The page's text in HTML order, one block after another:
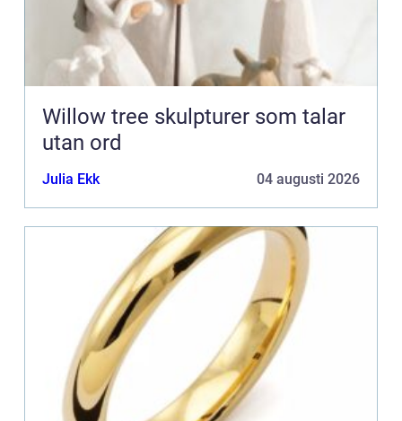
Willow tree skulpturer som talar
utan ord
Julia Ekk 04 augusti 2026